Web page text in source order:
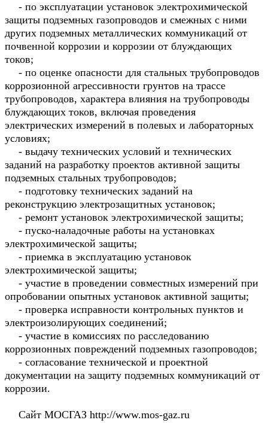
- по эксплуатации установок электрохимической
защиты подземных газопроводов и смежных с ними
других подземных металлических коммуникаций от
почвенной коррозии и коррозии от блуждающих
токов;
- по оценке опасности для стальных трубопроводов
коррозионной агрессивности грунтов на трассе
трубопроводов, характера влияния на трубопроводы
блуждающих токов, включая проведения
электрических измерений в полевых и лабораторных
условиях;
- выдачу технических условий и технических
заданий на разработку проектов активной защиты
подземных стальных трубопроводов;
- подготовку технических заданий на
реконструкцию электрозащитных установок;
- ремонт установок электрохимической защиты;
- пуско-наладочные работы на установках
электрохимической защиты;
- приемка в эксплуатацию установок
электрохимической защиты;
- участие в проведении совместных измерений при
опробовании опытных установок активной защиты;
- проверка исправности контрольных пунктов и
электроизолирующих соединений;
- участие в комиссиях по расследованию
коррозионных повреждений подземных газопроводов;
- согласование технической и проектной
документации на защиту подземных коммуникаций от
коррозии.
Сайт МОСГАЗ http://www.mos-gaz.ru